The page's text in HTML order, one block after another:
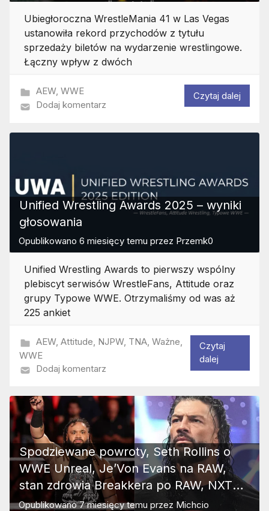
Ubiegłoroczna WrestleMania 41 w Las Vegas
ustanowiła rekord przychodów z tytułu
sprzedaży biletów na wydarzenie wrestlingowe.
Łączny wpływ z dwóch
AEW, WWE
Dodaj komentarz
Czytaj dalej
Unified Wrestling Awards 2025 – wyniki
głosowania
Opublikowano 6 miesięcy temu przez Przemk0
Unified Wrestling Awards to pierwszy wspólny
plebiscyt serwisów WrestleFans, Attitude oraz
grupy Typowe WWE. Otrzymaliśmy od was aż
225 ankiet
AEW, Attitude NJPW, TNA, Ważne
WWE
Dodaj komentarz
Czytaj
dalej
Spodziewane powroty, Seth Rollins o
WWE Unreal, Je’Von Evans na RAW,
stan zdrowia Breakkera po RAW, NXT
New Year’s Evil 2026, Wywiady, ESPN
Opublikowano7 miesięcy temu przez Michcio